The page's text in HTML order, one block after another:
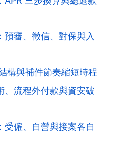
預審、徵信、對保與入
構與補件節奏縮短時程
、流程外付款與資安破
受僱、自營與接案各自